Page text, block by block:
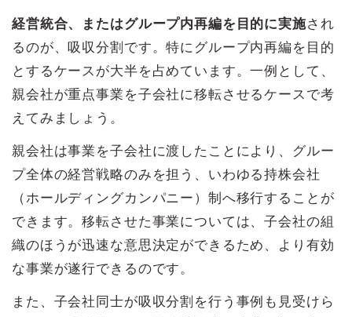
経営統合、またはグループ内再編を目的に実施され
るのが、吸収分割です。特にグループ内再編を目的
とするケースが大半を占めています。一例として、
親会社が重点事業を子会社に移転させるケースで考
えてみましょう。
親会社は事業を子会社に渡したことにより、グルー
プ全体の経営戦略のみを担う、いわゆる持株会社
（ホールディングカンパニー）制へ移行することが
できます。移転させた事業については、子会社の組
織のほうが迅速な意思決定ができるため、より有効
な事業が遂行できるのです。
また、子会社同士が吸収分割を行う事例も見受けら